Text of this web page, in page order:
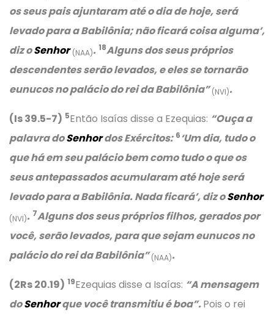
os seus pais ajuntaram até o dia de hoje, será
levado para a Babilônia; não ficará coisa alguma’,
diz oSenhor (NAA). 18Alguns dos seus próprios
descendentes serão levados, e eles se tornarão
eunucos no palácio do rei da Babilônia”(NVI).
(Is 39.5-7) 5Então Isaías disse a Ezequias: “Ouça a
palavra doSenhordos Exércitos: 6‘Um dia, tudo o
que há em seu palácio bem como tudo o que os
seus antepassados acumularam até hoje será
levado para a Babilônia. Nada ficará’,diz oSenhor
(NVI). 7Alguns dos seus próprios filhos, gerados por
você, serão levados, para que sejam eunucos no
palácio do rei da Babilônia”(NAA).
(2Rs 20.19) 19Ezequias disse a Isaías: “A mensagem
doSenhorque você transmitiu é boa”.Pois o rei